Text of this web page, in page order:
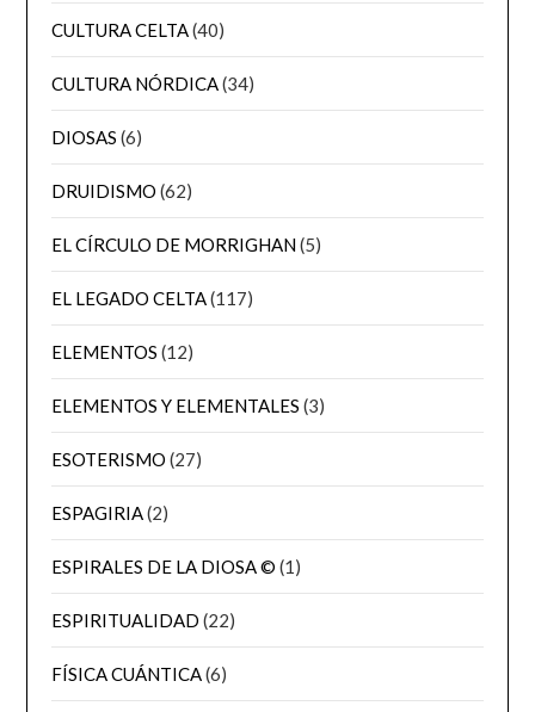
CULTURA CELTA(40)
CULTURA NÓRDICA(34)
DIOSAS (6)
DRUIDISMO (62)
EL CÍRCULO DE MORRIGHAN(5)
EL LEGADO CELTA(117)
ELEMENTOS (12)
ELEMENTOS Y ELEMENTALES (3)
ESOTERISMO (27)
ESPAGIRIA(2)
ESPIRALES DE LA DIOSA © (1)
ESPIRITUALIDAD (22)
FÍSICA CUÁNTICA(6)